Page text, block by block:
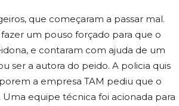
que começaram a passar mal.
um pouso forçado para que o
e contaram com ajuda de um
ser a autora do peido. A policia quis
a empresa TAM pediu que o
Uma equipe técnica foi acionada para